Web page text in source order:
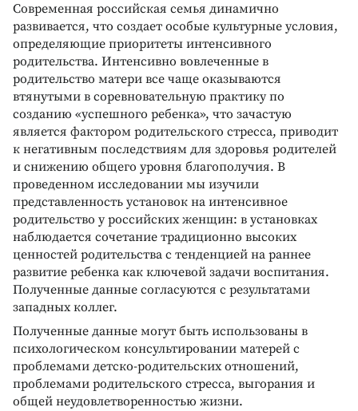
Современная российская семья динамично
развивается, что создает особые культурные условия,
определяющие приоритеты интенсивного
родительства. Интенсивно вовлеченные в
родительство матери все чаще оказываются
втянутыми в соревновательную практику по
созданию «успешного ребенка», что зачастую
является фактором родительского стресса, приводит
к негативным последствиям для здоровья родителей
и снижению общего уровня благополучия. В
проведенном исследовании мы изучили
представленность установок на интенсивное
родительство у российских женщин: в установках
наблюдается сочетание традиционно высоких
ценностей родительства с тенденцией на раннее
развитие ребенка как ключевой задачи воспитания.
Полученные данные согласуются с результатами
западных коллег.
Полученные данные могут быть использованы в
психологическом консультировании матерей с
проблемами детско-родительских отношений,
проблемами родительского стресса, выгорания и
общей неудовлетворенностью жизни.